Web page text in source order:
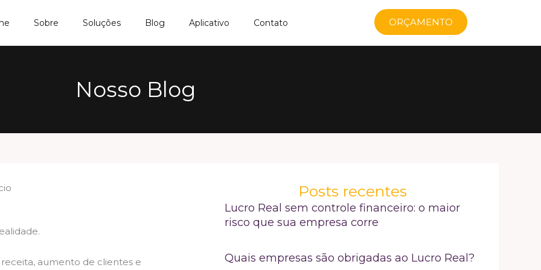
Sobre Soluções Blog Aplicativo Contato ORÇAMENTO
Nosso Blog
aumento de clientes e
Posts recentes
Lucro Real sem controle financeiro: o maior
risco que sua empresa corre
Quais empresas são obrigadas ao Lucro Real?